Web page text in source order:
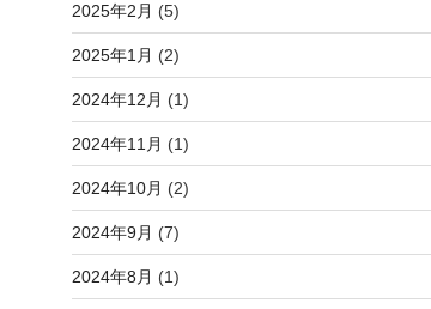
2025年2月 (5)
2025年1月 (2)
2024年12月 (1)
2024年11月 (1)
2024年10月 (2)
2024年9月 (7)
2024年8月 (1)